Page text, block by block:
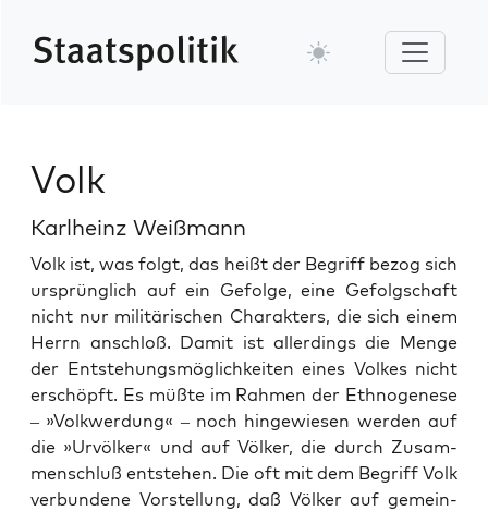
Volk
Karlheinz Weißmann
Volk ist, was fol­gt, das heißt der Begriff bezog sich
ursprünglich auf ein Gefolge, eine Gefol­gschaft
nicht nur mil­itärischen Charak­ters, die sich einem
Her­rn anschloß. Damit ist allerd­ings die Menge
der Entste­hungsmöglichkeit­en eines Volkes nicht
erschöpft. Es müßte im Rah­men der Ethno­genese
– »Volk­w­er­dung« – noch hingewiesen wer­den auf
die »Urvölk­er« und auf Völk­er, die durch Zusam­
men­schluß entste­hen. Die oft mit dem Begriff Volk
ver­bun­dene Vorstel­lung, daß Völk­er auf gemein­